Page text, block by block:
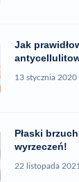
Jak
13 stycznia 2020
Płaski
wyrzeczeń!
22 listopada 2021